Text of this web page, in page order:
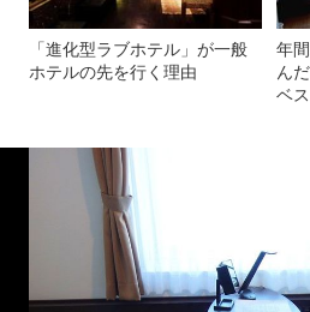
「進化型ラブホテル」が一般
ホテルの先を行く理由
年
ん
ベ